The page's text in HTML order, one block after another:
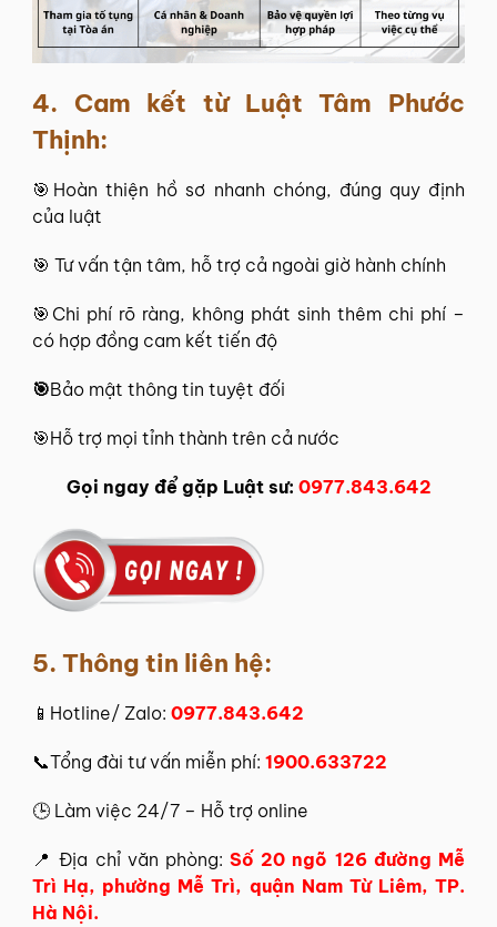
4. Cam kết từ Luật Tâm Phước
Thịnh:
🎯Hoàn thiện hồ sơ nhanh chóng, đúng quy định
của luật
🎯 Tư vấn tận tâm, hỗ trợ cả ngoài giờ hành chính
🎯Chi phí rõ ràng, không phát sinh thêm chi phí –
có hợp đồng cam kết tiến độ
🎯Bảo mật thông tin tuyệt đối
🎯Hỗ trợ mọi tỉnh thành trên cả nước
Gọi ngay để gặp Luật sư: 0977.843.642
5. Thông tin liên hệ:
📱Hotline/ Zalo: 0977.843.642
📞Tổng đài tư vấn miễn phí: 1900.633722
🕒 Làm việc 24/7 – Hỗ trợ online
📍 Địa chỉ văn phòng:Số 20 ngõ 126 đường Mễ
Trì Hạ, phường Mễ Trì, quận Nam Từ Liêm, TP.
Hà Nội.